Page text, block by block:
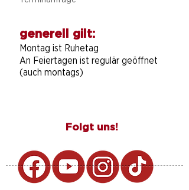
generell gilt:
Montag ist Ruhetag
An Feiertagen ist regulär geöffnet
(auch montags)
Folgt uns!